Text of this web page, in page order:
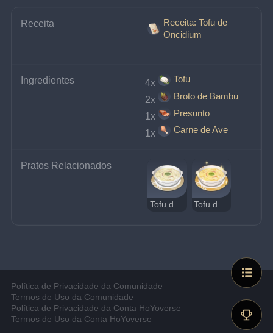
Receita
Receita: Tofu de
Oncidium
Ingredientes 4x
Tofu
2x
Broto de Bambu
1x
Presunto
1x
Carne de Ave
Pratos Relacionados
Política de Privacidade da Comunidade
Termos de Uso da Comunidade
Política de Privacidade da Conta HoYoverse
Termos de Uso da Conta HoYoverse